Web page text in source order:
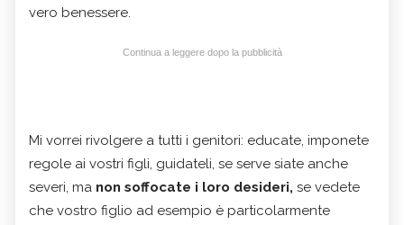
vero benessere.
Continua a leggere dopo la pubblicità
Mi vorrei rivolgere a tutti i genitori: educate, imponete
regole ai vostri figli, guidateli, se serve siate anche
severi, ma non soffocate i loro desideri, se vedete
che vostro figlio ad esempio è particolarmente